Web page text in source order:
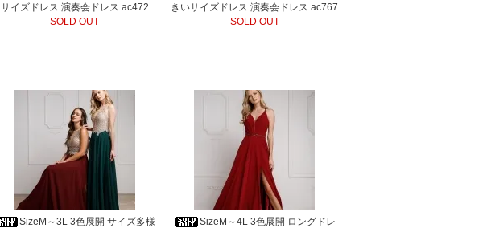
サイズドレス 演奏会ドレス ac472
SOLD OUT
きいサイズドレス 演奏会ドレス ac767
SOLD OUT
SizeM～3L 3色展開 サイズ多様
SizeM～4L 3色展開 ロングドレ